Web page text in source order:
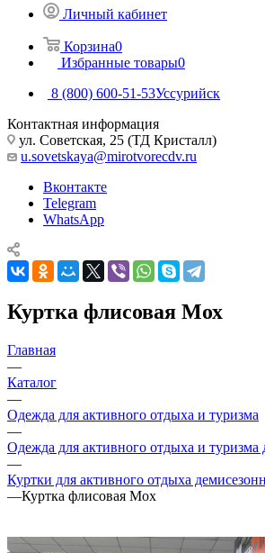
Личный кабинет
Корзина0
Избранные товары0
8 (800) 600-51-53Уссурийск
Контактная информация
ул. Советская, 25 (ТД Кристалл)
u.sovetskaya@mirotvorecdv.ru
Вконтакте
Telegram
WhatsApp
Куртка флисовая Мох
Главная
—
Каталог
—
Одежда для активного отдыха и туризма
—
Одежда для активного отдыха и туризма
—
Куртки для активного отдыха
—Куртка флисовая Мох